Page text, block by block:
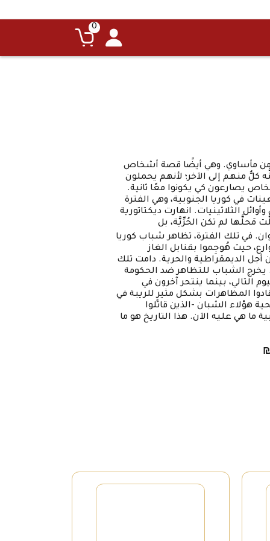
0
مأساوي. وهي أيضًا قصة أشخاص
كلٌّ منهم إلى الآخر؛ لأنهم يحملون
يصارعون كي يكونوا معًا ثانية.
في كوريا الجنوبية، وهي الفترة
الثلاثينيات. انهارت ديكتاتورية
مَحلَّها لم تكن الحُرِّيَّة، بل
في تلك الفترة، تظاهر شباب كوريا
حيث هُوجِموا بقنابل الغاز
الديمقراطية والحرية. دامت تلك
يخرج الشباب للتظاهر ضد الحكومة
بينما ينتحر آخرون في
المظاهرات بشكل مثيرٍ للريبة في
هؤلاء الشبان -الذين قاتلوا
ما هي عليه الآن. هذا التاريخ هو ما